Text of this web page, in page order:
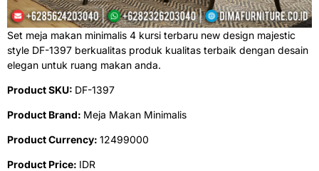
Set meja makan minimalis 4 kursi terbaru new design majestic
style DF-1397 berkualitas produk kualitas terbaik dengan desain
elegan untuk ruang makan anda.
Product SKU: DF-1397
Product Brand: Meja Makan Minimalis
Product Currency: 12499000
Product Price: IDR